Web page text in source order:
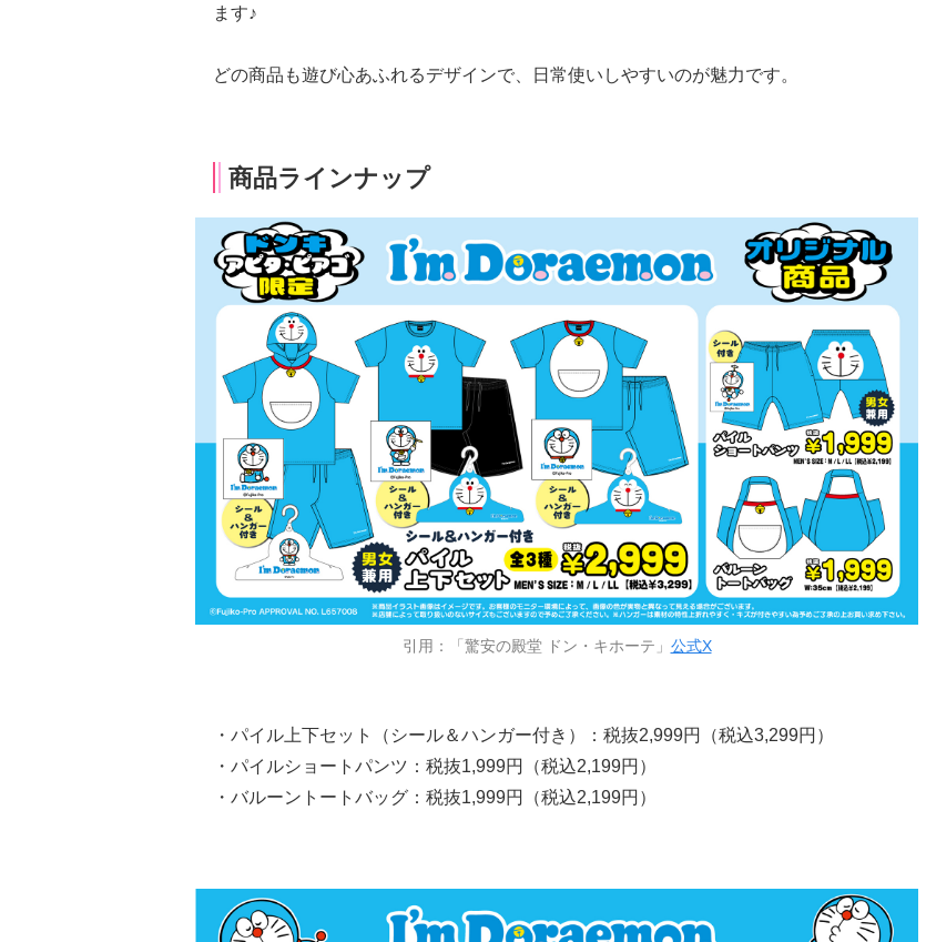
ます♪
どの商品も遊び心あふれるデザインで、日常使いしやすいのが魅力です。
商品ラインナップ
引用：「驚安の殿堂 ドン・キホーテ」 公式X
・パイル上下セット（シール＆ハンガー付き）：税抜2,999円（税込3,299円）
・パイルショートパンツ：税抜1,999円（税込2,199円）
・バルーントートバッグ：税抜1,999円（税込2,199円）